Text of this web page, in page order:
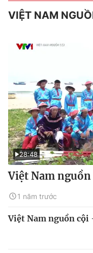
VIỆT NAM
28:48
Việt Nam
1 năm trước
Việt Nam nguồn